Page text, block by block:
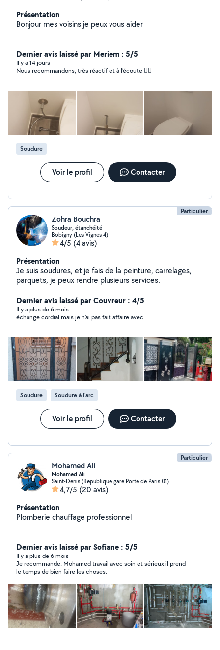
Présentation
Bonjour mes voisins je peux vous aider
Dernier avis laissé par Meriem : 5/5
Il y a 14 jours
Nous recommandons, très réactif et à l’écoute 👍🏼
Soudure
Voir le profil Contacter
Particulier
Zohra Bouchra
Soudeur, étanchéité
Bobigny (Les Vignes 4)
4/5 (4 avis)
Présentation
Je suis soudures, et je fais de la peinture, carrelages,
parquets, je peux rendre plusieurs services.
Dernier avis laissé par Couvreur : 4/5
Il y a plus de 6 mois
échange cordial mais je n'ai pas fait affaire avec.
Soudure Soudure à l'arc
Voir le profil Contacter
Particulier
Mohamed Ali
Mohamed Ali
Saint-Denis (Republique gare Porte de Paris 01)
4,7/5 (20 avis)
Présentation
Plomberie chauffage professionnel
Dernier avis laissé par Sofiane : 5/5
Il y a plus de 6 mois
Je recommande. Mohamed travail avec soin et sérieux.il prend
le temps de bien faire les choses.